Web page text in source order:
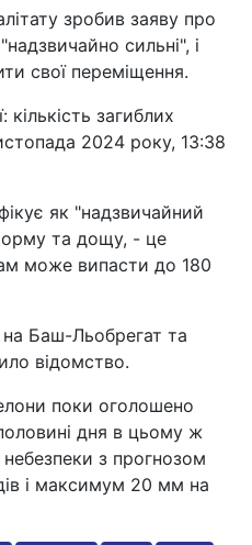
зробив заяву про
сильні", і
свої переміщення.
кількість загиблих
2024 року, 13:38
як "надзвичайний
та дощу, - це
може випасти до 180
Баш-Льобрегат та
відомство.
поки оголошено
дня в цьому ж
з прогнозом
і максимум 20 мм на